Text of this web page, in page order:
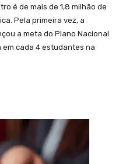
é de mais de 1,8 milhão de
Pela primeira vez, a
a meta do Plano Nacional
em cada 4 estudantes na